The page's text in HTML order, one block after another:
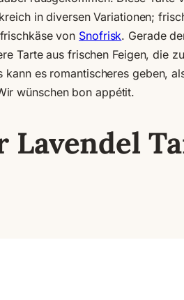
in diversen Variationen;
von Snofrisk. Gerade
Tarte aus frischen Feigen, die
kann es romantischeres geben,
wünschen bon appétit.
Lavendel